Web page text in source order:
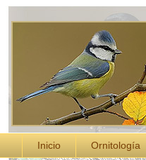
Inicio Ornitología